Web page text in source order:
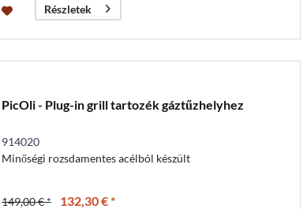
Részletek
PicOli - Plug-in grill tartozék gáztűzhelyhez
914020
Minőségi rozsdamentes acélból készült
149,00 € * 132,30 € *